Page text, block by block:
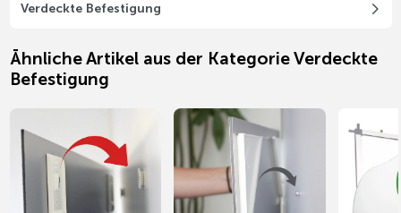
Verdeckte Befestigung
Ähnliche Artikel aus der Kategorie Verdeckte
Befestigung